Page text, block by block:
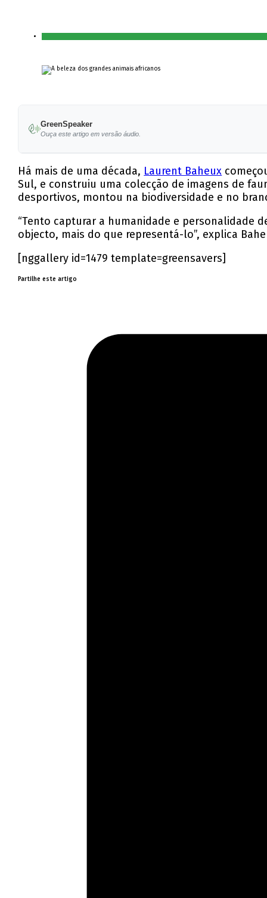
GreenSpeaker
Ouça este artigo em versão áudio.
Há mais de uma década, Laurent Baheux
Sul, e construiu uma colecção de imagens de
desportivos, montou na biodiversidade e no
“Tento capturar a humanidade e personalidade
objecto, mais do que representá-lo”, explica
[nggallery id=1479 template=greensavers]
Partilhe este artigo